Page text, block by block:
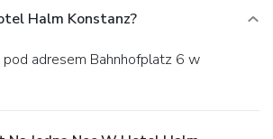
Halm Konstanz?